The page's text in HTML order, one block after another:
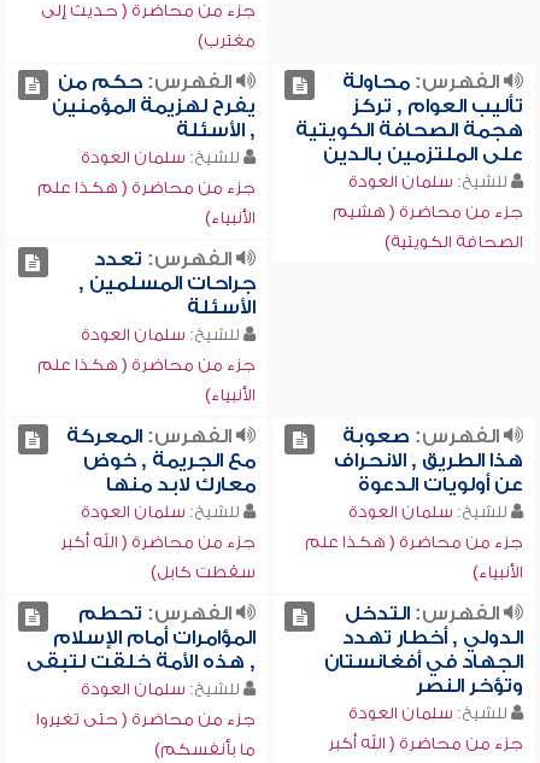
جزء من محاضرة ( حديث إلى
مغترب)
الفهرس:محاولة
تأليب العوام , تركز
هجمة الصحافة الكويتية
على الملتزمين بالدين
للشيخ: سلمان العودة
جزء من محاضرة ( هشيم
الصحافة الكويتية)
الفهرس:حكم من
يفرح لهزيمة المؤمنين
, الأسئلة
للشيخ: سلمان العودة
جزء من محاضرة ( هكذا علم
الأنبياء)
الفهرس: تعدد
جراحات المسلمين ,
الأسئلة
للشيخ: سلمان العودة
جزء من محاضرة ( هكذا علم
الأنبياء)
الفهرس: صعوبة
هذا الطريق , الانحراف
عن أولويات الدعوة
للشيخ: سلمان العودة
جزء من محاضرة ( هكذا علم
الأنبياء)
الفهرس:المعركة
مع الجريمة , خوض
معارك لابد منها
للشيخ: سلمان العودة
جزء من محاضرة ( الله أكبر
سقطت كابل)
الفهرس:التدخل
الدولي , أخطار تهدد
الجهاد في أفغانستان
وتؤخر النصر
للشيخ: سلمان العودة
جزء من محاضرة ( الله أكبر
الفهرس: تحطم
المؤامرات أمام الإسلام
, هذه الأمة خلقت لتبقى
للشيخ: سلمان العودة
جزء من محاضرة ( حتى تغيروا
ما بأنفسكم)